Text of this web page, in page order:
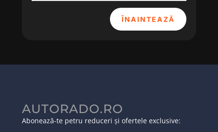
ÎNAINTEAZĂ
AUTORADO.RO
Abonează-te petru reduceri și ofertele exclusive: